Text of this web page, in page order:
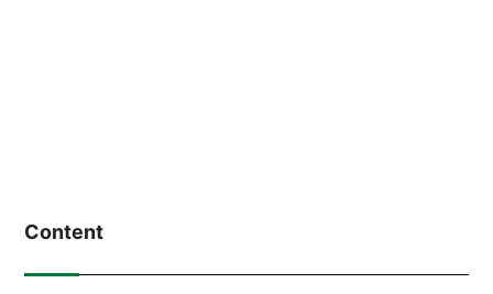
Content